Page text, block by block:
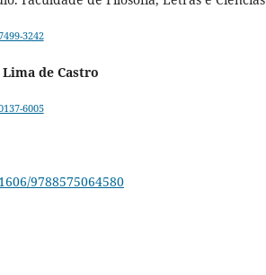
3242
de Castro
6005
9788575064580